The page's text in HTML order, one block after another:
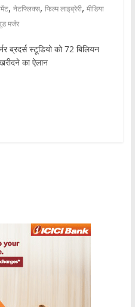
, नेटफ्लिक्स, फिल्म लाइब्रेरी, मीडिया
मर्जर
ब्रदर्स स्टूडियो को 72 बिलियन
का ऐलान